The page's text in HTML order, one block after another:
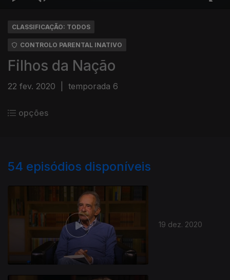
CLASSIFICAÇÃO: TODOS
CONTROLO PARENTAL INATIVO
Filhos da Nação
22 fev. 2020 temporada 6
opções
54 episódios disponíveis
19 dez. 2020